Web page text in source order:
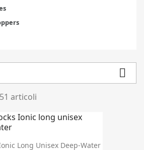

articoli
Long Unisex Deep-Water